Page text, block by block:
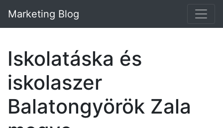
Marketing Blog
Iskolatáska és
iskolaszer
Balatongyörök Zala